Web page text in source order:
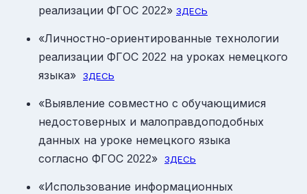
реализации ФГОС 2022» ЗДЕСЬ
«Личностно-ориентированные технологии
реализации ФГОС 2022 на уроках немецкого
языка»
ЗДЕСЬ
«Выявление совместно с обучающимися
недостоверных и малоправдоподобных
данных на уроке немецкого языка
согласно ФГОС 2022» ЗДЕСЬ
«Использование информационных